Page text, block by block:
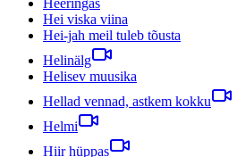
Hei viska viina
Hei-jah meil tuleb tõusta
Helinälg
Helisev muusika
Hellad vennad, astkem kokku
Helmi
Hiir hüppas